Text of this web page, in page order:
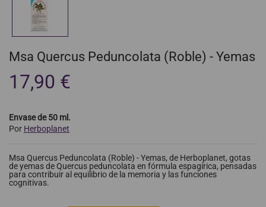
Msa Quercus Peduncolata (Roble) - Yemas
17,90 €
Envase de 50 ml.
Por Herboplanet
Msa Quercus Peduncolata (Roble) - Yemas, de Herboplanet, gotas
de yemas de Quercus peduncolata en fórmula espagírica, pensadas
para contribuir al equilibrio de la memoria y las funciones
cognitivas.